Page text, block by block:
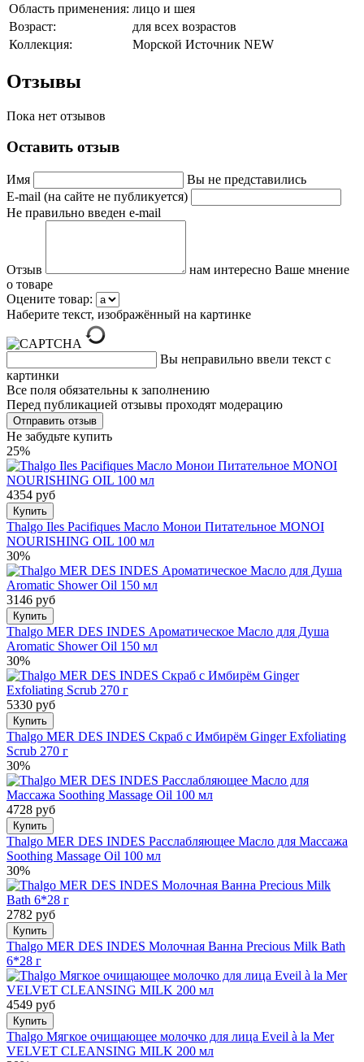
Область применения: лицо и шея
Возраст:
для всех возрастов
Коллекция:
Морской Источник NEW
Отзывы
Пока нет отзывов
Оставить отзыв
Имя
Вы не представились
E-mail (на сайте не публикуется)
Не правильно введен e-mail
Отзыв
нам интересно Ваше мнение
о товаре
Оцените товар:
Наберите текст, изображённый на картинке
Вы неправильно ввели текст с
картинки
Все поля обязательны к заполнению
Перед публикацией отзывы проходят модерацию
Не забудьте купить
25%
4354 руб
Купить
Thalgo Iles Pacifiques Масло Монои Питательное MONOI
NOURISHING OIL 100 мл
30%
3146 руб
Купить
Thalgo MER DES INDES Ароматическое Масло для Душа
Aromatic Shower Oil 150 мл
30%
5330 руб
Купить
Thalgo MER DES INDES Скраб с Имбирём Ginger Exfoliating
Scrub 270 г
30%
4728 руб
Купить
Thalgo MER DES INDES Расслабляющее Масло для Массажа
Soothing Massage Oil 100 мл
30%
2782 руб
Купить
Thalgo MER DES INDES Молочная Ванна Precious Milk Bath
6*28 г
4549 руб
Купить
Thalgo Мягкое очищающее молочко для лица Eveil à la Mer
VELVET CLEANSING MILK 200 мл